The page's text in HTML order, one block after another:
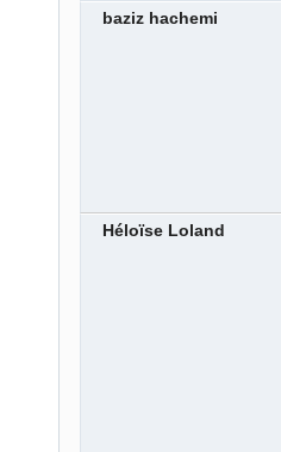
baziz hachemi
Héloïse Loland